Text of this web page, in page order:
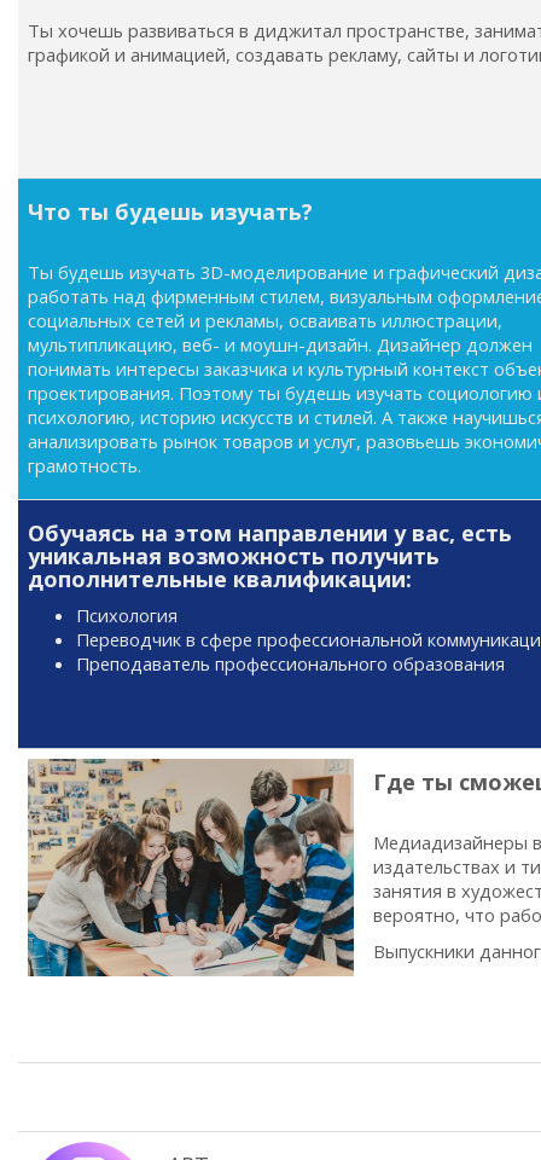
Ты хочешь развиваться в диджитал пространстве,
графикой и анимацией, создавать рекламу, сайты и
Что ты будешь изучать?
Ты будешь изучать 3D-моделирование и графический
работать над фирменным стилем, визуальным
социальных сетей и рекламы, осваивать иллюстрации,
мультипликацию, веб- и моушн-дизайн. Дизайнер должен
понимать интересы заказчика и культурный контекст
проектирования. Поэтому ты будешь изучать социологию
психологию, историю искусств и стилей. А также
анализировать рынок товаров и услуг, разовьешь
грамотность.
Обучаясь на этом направлении у вас, есть
уникальная возможность получить
дополнительные квалификации:
Психология
Переводчик в сфере профессиональной
Преподаватель профессионального образования
Где ты
Медиадизайнеры
издательствах и
занятия в
вероятно, что
Выпускники